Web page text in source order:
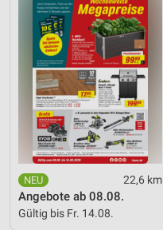
22,6 km
Angebote ab 08.08.
Gültig bis Fr. 14.08.